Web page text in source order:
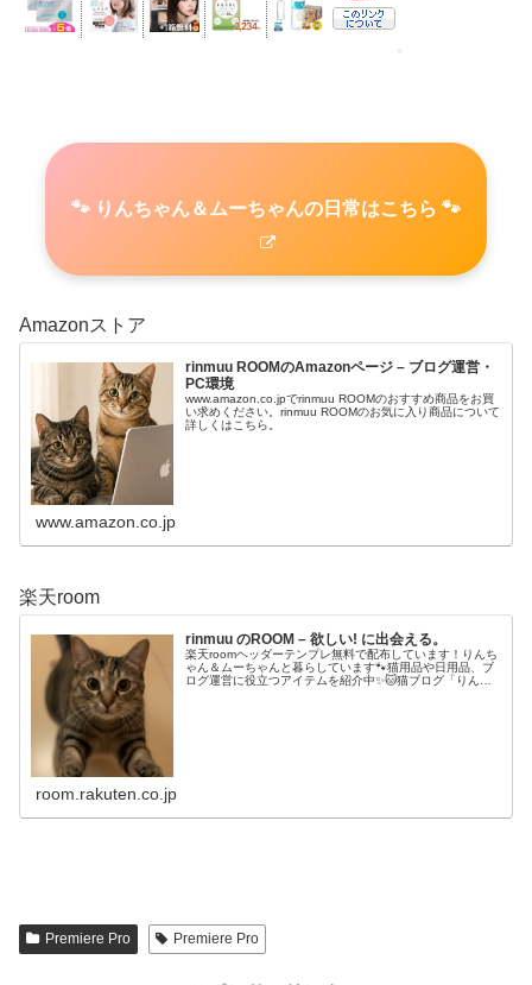
🐾 りんちゃん＆ムーちゃんの日常はこちら 🐾
Amazonストア
rinmuu ROOMのAmazonページ – ブログ運営・
PC環境
www.amazon.co.jpでrinmuu ROOMのおすすめ商品をお買
い求めください。rinmuu ROOMのお気に入り商品について
詳しくはこちら。
www.amazon.co.jp
楽天room
rinmuu のROOM – 欲しい! に出会える。
楽天roomヘッダーテンプレ無料で配布しています！りんち
ゃん＆ムーちゃんと暮らしています🐾猫用品や日用品、ブ
ログ運営に役立つアイテムを紹介中✨🐱猫ブログ「りんの
room.rakuten.co.jp
Premiere Pro Premiere Pro